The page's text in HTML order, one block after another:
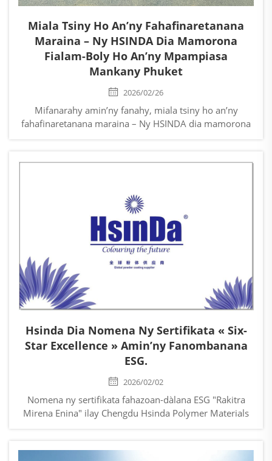
Miala Tsiny Ho An’ny Fahafinaretanana
Maraina – Ny HSINDA Dia Mamorona
Fialam-Boly Ho An’ny Mpampiasa
Mankany Phuket
2026/02/26
Mifanarahy amin’ny fanahy, miala tsiny ho an’ny
fahafinaretanana maraina – Ny HSINDA dia mamorona
«mpanam-pitaterana HSINDA» rehetra noho ny asa
fifandraisan’ny efitrano, ny c...
Hsinda Dia Nomena Ny Sertifikata « Six-
Star Excellence » Amin’ny Fanombanana
ESG.
2026/02/02
Nomena ny sertifikata fahazoan-dàlana ESG "Rakitra
Mirena Enina" ilay Chengdu Hsinda Polymer Materials
Chengdu Hsinda Polymer Materials Co., Ltd. ity